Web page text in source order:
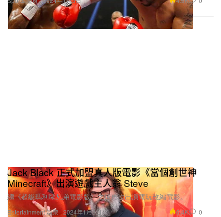
Entertainment 娛樂
Jack Black 正式加盟真人版電影《當個創世神
Minecraft》出演遊戲主人翁 Steve
繼《超級瑪利歐兄弟電影版》之後再次出演電玩改編電影。
2024年1月3日 6.4K 0